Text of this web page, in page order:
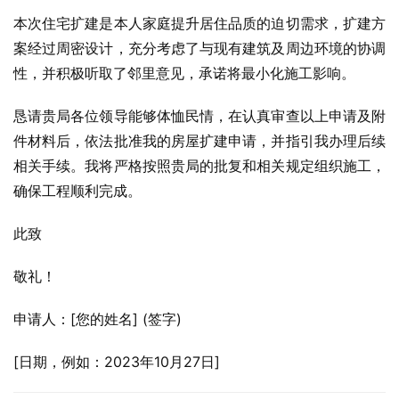
本次住宅扩建是本人家庭提升居住品质的迫切需求，扩建方
案经过周密设计，充分考虑了与现有建筑及周边环境的协调
性，并积极听取了邻里意见，承诺将最小化施工影响。
恳请贵局各位领导能够体恤民情，在认真审查以上申请及附
件材料后，依法批准我的房屋扩建申请，并指引我办理后续
相关手续。我将严格按照贵局的批复和相关规定组织施工，
确保工程顺利完成。
此致
敬礼！
申请人：[您的姓名] (签字)
[日期，例如：2023年10月27日]